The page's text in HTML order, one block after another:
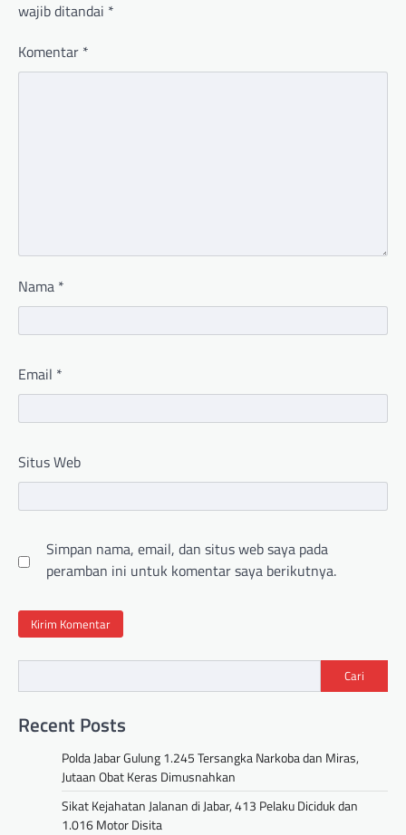
wajib ditandai *
Komentar *
Nama *
Email *
Situs Web
Simpan nama, email, dan situs web saya pada
peramban ini untuk komentar saya berikutnya.
Cari
Recent Posts
Polda Jabar Gulung 1.245 Tersangka Narkoba dan Miras,
Jutaan Obat Keras Dimusnahkan
Sikat Kejahatan Jalanan di Jabar, 413 Pelaku Diciduk dan
1.016 Motor Disita